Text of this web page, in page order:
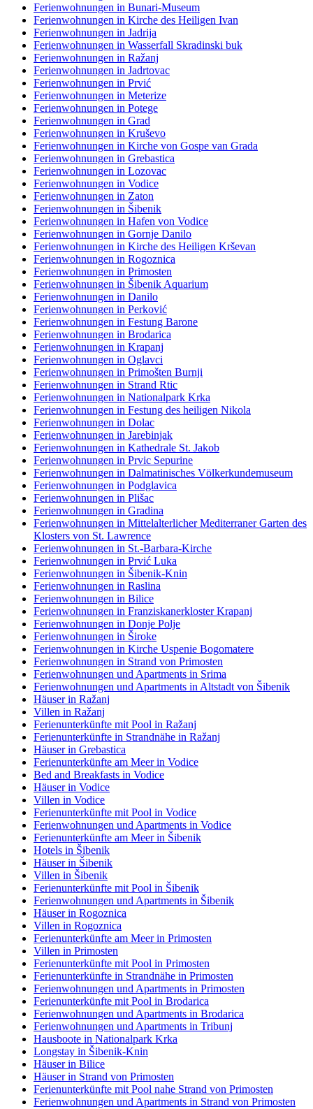
Ferienwohnungen in Bunari-Museum
Ferienwohnungen in Kirche des Heiligen Ivan
Ferienwohnungen in Jadrija
Ferienwohnungen in Wasserfall Skradinski buk
Ferienwohnungen in Ražanj
Ferienwohnungen in Jadrtovac
Ferienwohnungen in Prvić
Ferienwohnungen in Meterize
Ferienwohnungen in Potege
Ferienwohnungen in Grad
Ferienwohnungen in Kruševo
Ferienwohnungen in Kirche von Gospe van Grada
Ferienwohnungen in Grebastica
Ferienwohnungen in Lozovac
Ferienwohnungen in Vodice
Ferienwohnungen in Zaton
Ferienwohnungen in Šibenik
Ferienwohnungen in Hafen von Vodice
Ferienwohnungen in Gornje Danilo
Ferienwohnungen in Kirche des Heiligen Krševan
Ferienwohnungen in Rogoznica
Ferienwohnungen in Primosten
Ferienwohnungen in Šibenik Aquarium
Ferienwohnungen in Danilo
Ferienwohnungen in Perković
Ferienwohnungen in Festung Barone
Ferienwohnungen in Brodarica
Ferienwohnungen in Krapanj
Ferienwohnungen in Oglavci
Ferienwohnungen in Primošten Burnji
Ferienwohnungen in Strand Rtic
Ferienwohnungen in Nationalpark Krka
Ferienwohnungen in Festung des heiligen Nikola
Ferienwohnungen in Dolac
Ferienwohnungen in Jarebinjak
Ferienwohnungen in Kathedrale St. Jakob
Ferienwohnungen in Prvic Sepurine
Ferienwohnungen in Dalmatinisches Völkerkundemuseum
Ferienwohnungen in Podglavica
Ferienwohnungen in Plišac
Ferienwohnungen in Gradina
Ferienwohnungen in Mittelalterlicher Mediterraner Garten des
Klosters von St. Lawrence
Ferienwohnungen in St.-Barbara-Kirche
Ferienwohnungen in Prvić Luka
Ferienwohnungen in Šibenik-Knin
Ferienwohnungen in Raslina
Ferienwohnungen in Bilice
Ferienwohnungen in Franziskanerkloster Krapanj
Ferienwohnungen in Donje Polje
Ferienwohnungen in Široke
Ferienwohnungen in Kirche Uspenie Bogomatere
Ferienwohnungen in Strand von Primosten
Ferienwohnungen und Apartments in Srima
Ferienwohnungen und Apartments in Altstadt von Šibenik
Häuser in Ražanj
Villen in Ražanj
Ferienunterkünfte mit Pool in Ražanj
Ferienunterkünfte in Strandnähe in Ražanj
Häuser in Grebastica
Ferienunterkünfte am Meer in Vodice
Bed and Breakfasts in Vodice
Häuser in Vodice
Villen in Vodice
Ferienunterkünfte mit Pool in Vodice
Ferienwohnungen und Apartments in Vodice
Ferienunterkünfte am Meer in Šibenik
Hotels in Šibenik
Häuser in Šibenik
Villen in Šibenik
Ferienunterkünfte mit Pool in Šibenik
Ferienwohnungen und Apartments in Šibenik
Häuser in Rogoznica
Villen in Rogoznica
Ferienunterkünfte am Meer in Primosten
Villen in Primosten
Ferienunterkünfte mit Pool in Primosten
Ferienunterkünfte in Strandnähe in Primosten
Ferienwohnungen und Apartments in Primosten
Ferienunterkünfte mit Pool in Brodarica
Ferienwohnungen und Apartments in Brodarica
Ferienwohnungen und Apartments in Tribunj
Hausboote in Nationalpark Krka
Longstay in Šibenik-Knin
Häuser in Bilice
Häuser in Strand von Primosten
Ferienunterkünfte mit Pool nahe Strand von Primosten
Ferienwohnungen und Apartments in Strand von Primosten